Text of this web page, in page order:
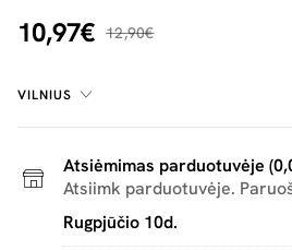
10,97€ 12,90€
VILNIUS
Atsiėmimas parduotuvėje
Atsiimk parduotuvėje.
Rugpjūčio 10d.